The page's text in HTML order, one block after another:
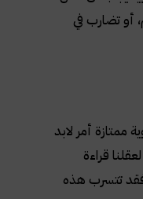
أو تضارب في
أمر لابد
قراءة
فقد تتسرب هذه